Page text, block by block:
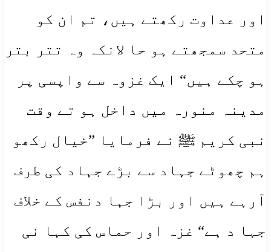
اور عداوت رکھتے ہیں، تم ان کو
متحد سمجھتے ہو حا لانکہ وہ تتر بتر
ہو چکے ہیں“ ایک غزوہ سے واپسی پر
مدینہ منورہ میں داخل ہو تے وقت
نبی کریم ﷺ نے فرمایا ”خیال رکھو
ہم چھوٹے جہاد سے بڑے جہاد کی طرف
آرہے ہیں اور بڑا جہا دنفس کے خلاف
جہا د ہے“ غزہ اور حماس کی کہا نی